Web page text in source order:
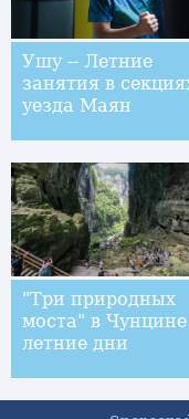
Ушу -- Летние
занятия в
уезда Маян
"Три природных
моста" в
летние дни